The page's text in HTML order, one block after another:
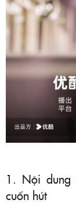
1. Nội dung
cuốn hút